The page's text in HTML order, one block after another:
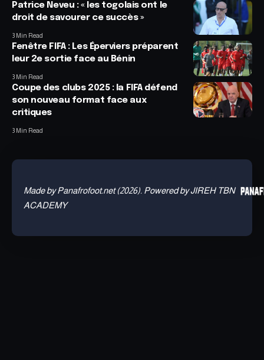
Patrice Neveu : « les togolais ont le
droit de savourer ce succès »
3 Min Read
Fenêtre FIFA : Les Éperviers préparent
leur 2e sortie face au Bénin
3 Min Read
Coupe des clubs 2025 : la FIFA défend
son nouveau format face aux
critiques
3 Min Read
Made by Panafrofoot.net (2026). Powered by JIREH TBN
ACADEMY